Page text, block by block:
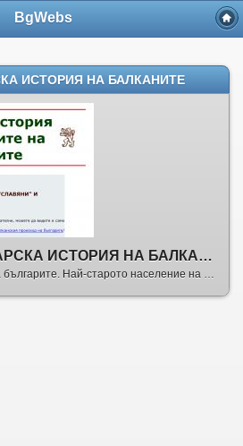
BgWebs
ИСТОРИЯ НА БАЛКАНИТЕ
ДРЕВНАТА БЪЛГАРСКА ИСТОРИЯ НА БАЛКАНИТЕ
Балканският произход на българите. Най-старото население на Балканите и Анатолия. От кога сме християни. Из историята на Българската църква от античността.